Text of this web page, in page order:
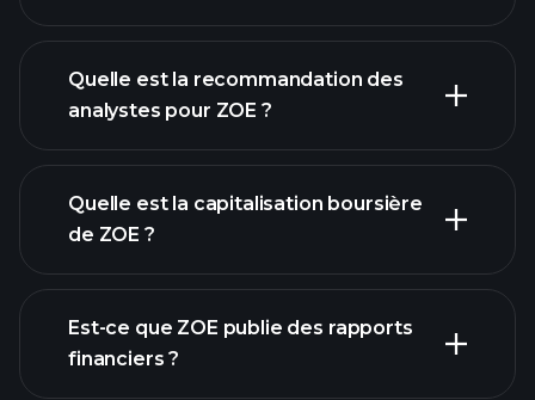
graphique de ZOE
Quelle est la recommandation des
analystes pour ZOE ?
Quelle est la capitalisation boursière
de ZOE ?
notre
liste d'actions
Est-ce que ZOE publie des rapports
financiers ?